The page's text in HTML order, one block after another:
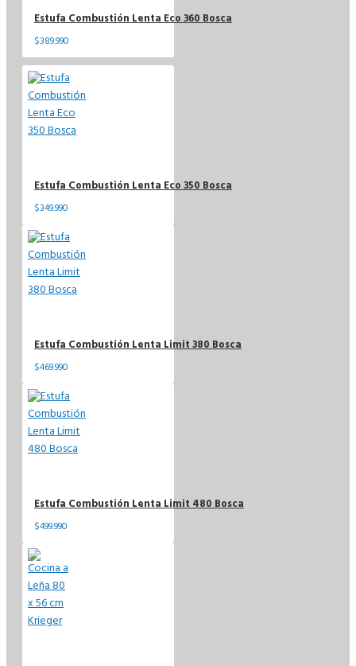
Estufa Combustión Lenta Eco 360 Bosca
$389.990
Estufa Combustión Lenta Eco 350 Bosca
$349.990
Estufa Combustión Lenta Limit 380 Bosca
$469.990
Estufa Combustión Lenta Limit 480 Bosca
$499.990